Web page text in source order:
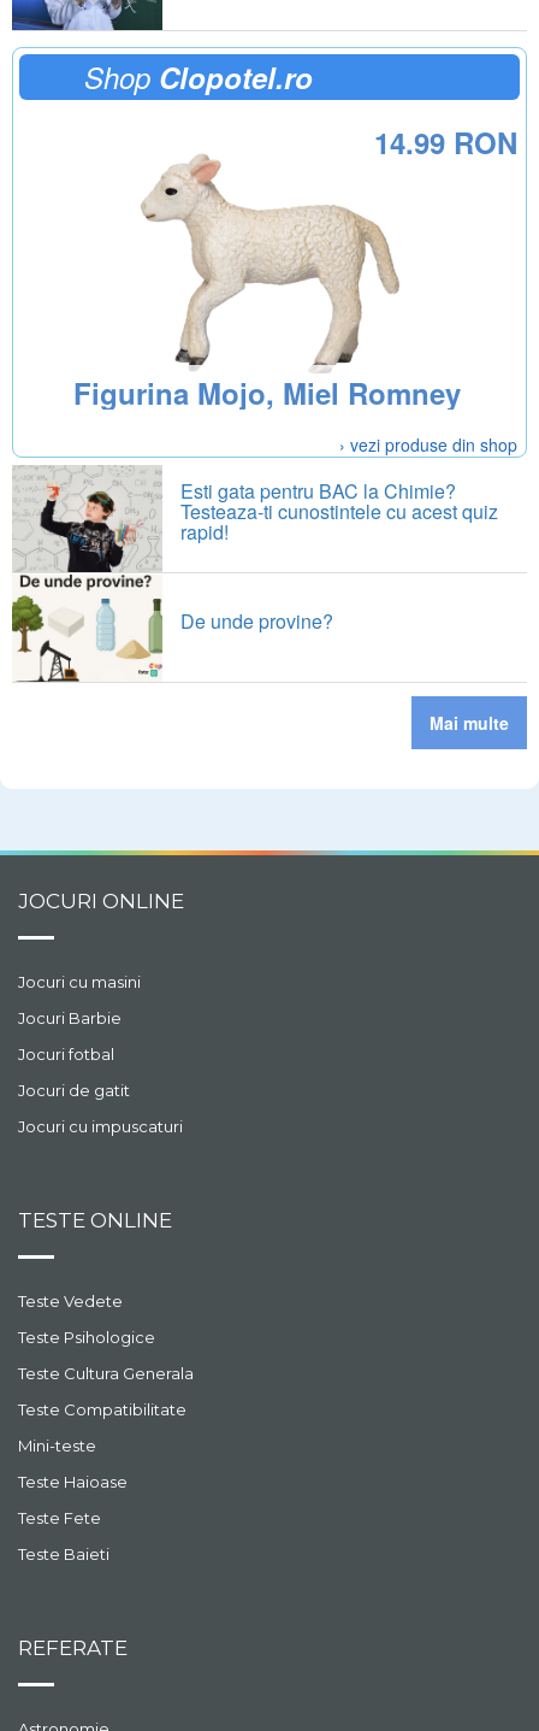
Shop Clopotel.ro
Figurina Mojo, Miel Romney
14.99 RON
› vezi produse din shop
Esti gata pentru BAC la Chimie?
Testeaza-ti cunostintele cu acest quiz
rapid!
De unde provine?
Mai multe
JOCURI ONLINE
Jocuri cu masini
Jocuri Barbie
Jocuri fotbal
Jocuri de gatit
Jocuri cu impuscaturi
TESTE ONLINE
Teste Vedete
Teste Psihologice
Teste Cultura Generala
Teste Compatibilitate
Mini-teste
Teste Haioase
Teste Fete
Teste Baieti
REFERATE